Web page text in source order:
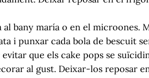
bany maría o en el microones.
i punxar cada bola de bescuit
que els cake pops se
al gust. Deixar-los reposar